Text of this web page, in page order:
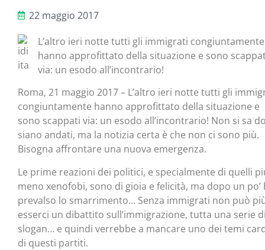
22 maggio 2017
L’altro ieri notte tutti gli immigrati congiuntamente
hanno approfittato della situazione e sono
via: un esodo all’incontrario!
Roma, 21 maggio 2017 – L’altro ieri notte tutti gli
congiuntamente hanno approfittato della situazione e
sono scappati via: un esodo all’incontrario! Non si sa
siano andati, ma la notizia certa è che non ci sono più.
Bisogna affrontare una nuova emergenza.
Le prime reazioni dei politici, e specialmente di quelli
meno xenofobi, sono di gioia e felicità, ma dopo un po’
prevalso lo smarrimento… Senza immigrati non può
esserci un dibattito sull’immigrazione, tutta una serie
slogan… e quindi verrebbe a mancare uno dei temi
di questi partiti.